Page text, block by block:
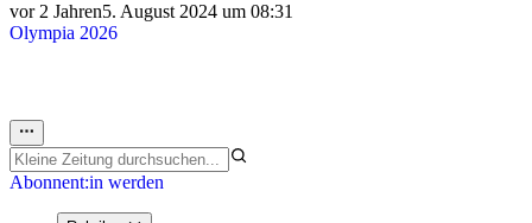
vor 2 Jahren5. August 2024 um 08:31
Olympia 2026
Abonnent:in werden